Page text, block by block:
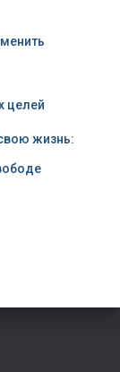
целей
жизнь: